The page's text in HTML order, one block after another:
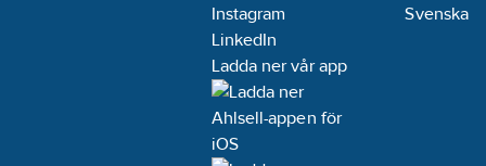
Instagram
LinkedIn
Ladda ner vår app
Svenska